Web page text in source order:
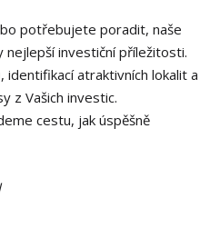
potřebujete poradit, naše
nejlepší investiční příležitosti.
atraktivních lokalit a
z Vašich investic.
cestu, jak úspěšně